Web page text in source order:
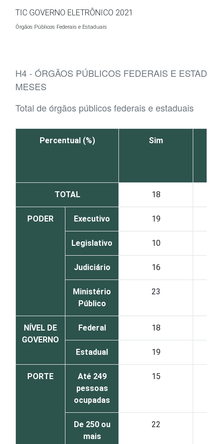
TIC GOVERNO ELETRÔNICO 2021
Órgãos Públicos Federais e Estaduais
H4 - ÓRGÃOS PÚBLICOS FEDERAIS E
MESES
Total de órgãos públicos federais e estaduais
Percentual (%) Sim
TOTAL 18
PODER Executivo 19
Legislativo 10
Judiciário 16
Ministério
Público
23
NÍVEL DE
GOVERNO
Federal 18
Estadual 19
PORTE
Até 249
pessoas
ocupadas
15
De 250 ou
mais
22